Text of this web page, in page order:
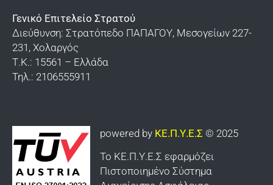
Γενικό Επιτελείο Στρατού
Διεύθυνση: Στρατόπεδο ΠΑΠΑΓΟΥ, Μεσογείων 227-
231, Χολαργός
Τ.Κ.: 15561 – Ελλάδα
Τηλ.: 2106555911
powered by ΚΕ.Π.Υ.Ε.Σ © 2025
Το ΚΕ.Π.Υ.Ε.Σ εφαρμόζει
Πιστοποιημένο Σύστημα